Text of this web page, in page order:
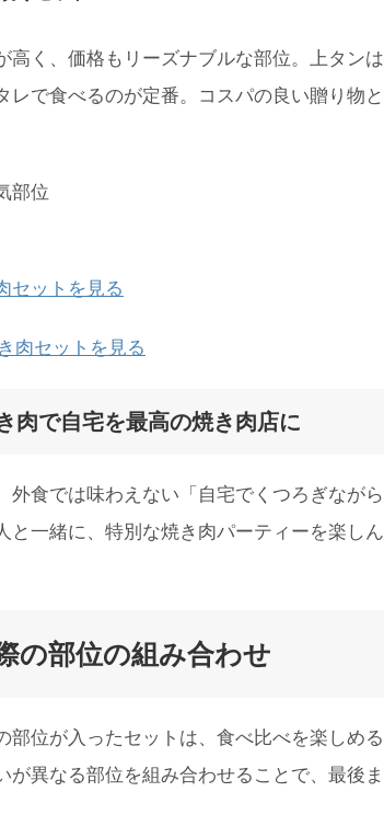
高く、価格もリーズナブルな部位。上タンは
レで食べるのが定番。コスパの良い贈り物と
部位
セットを見る
肉セットを見る
肉で自宅を最高の焼き肉店に
外食では味わえない「自宅でくつろぎながら
と一緒に、特別な焼き肉パーティーを楽しん
の部位の組み合わせ
部位が入ったセットは、食べ比べを楽しめる
異なる部位を組み合わせることで、最後ま